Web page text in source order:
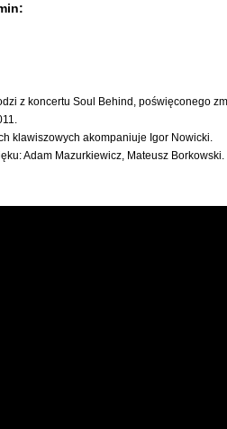
z koncertu Soul Behind, poświęconego
klawiszowych akompaniuje Igor Nowicki.
Adam Mazurkiewicz, Mateusz Borkowski.